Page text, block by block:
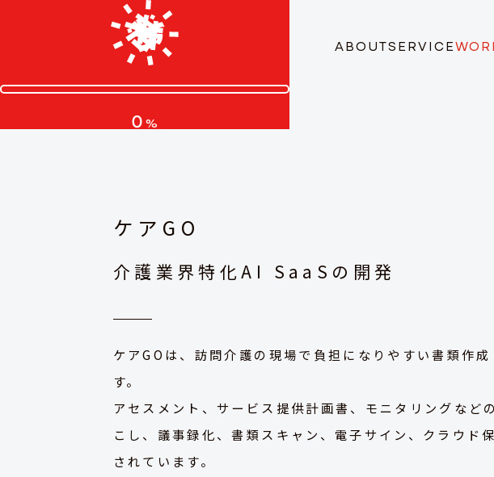
0%
ABOUTSERVICE
ケアGO
介護業界特化AI SaaSの開発
ケアGOは、訪問介護の現場で負担になりやすい書類作
す。
アセスメント、サービス提供計画書、モニタリングな
こし、議事録化、書類スキャン、電子サイン、クラウ
されています。